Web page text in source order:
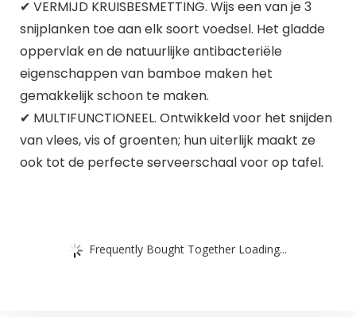
✔ VERMIJD KRUISBESMETTING. Wijs een van je 3
snijplanken toe aan elk soort voedsel. Het gladde
oppervlak en de natuurlijke antibacteriële
eigenschappen van bamboe maken het
gemakkelijk schoon te maken.
✔ MULTIFUNCTIONEEL. Ontwikkeld voor het snijden
van vlees, vis of groenten; hun uiterlijk maakt ze
ook tot de perfecte serveerschaal voor op tafel.
Frequently Bought Together Loading...